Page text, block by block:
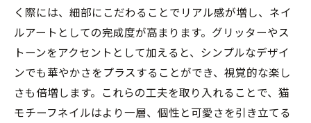
く際には、細部にこだわることでリアル感が増し、ネイ
ルアートとしての完成度が高まります。グリッターやス
トーンをアクセントとして加えると、シンプルなデザイ
ンでも華やかさをプラスすることができ、視覚的な楽し
さも倍増します。これらの工夫を取り入れることで、猫
モチーフネイルはより一層、個性と可愛さを引き立てる